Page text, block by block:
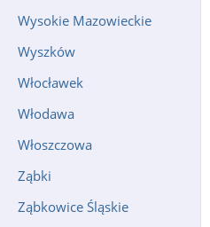
Wysokie Mazowieckie
Wyszków
Włocławek
Włodawa
Włoszczowa
Ząbki
Ząbkowice Śląskie